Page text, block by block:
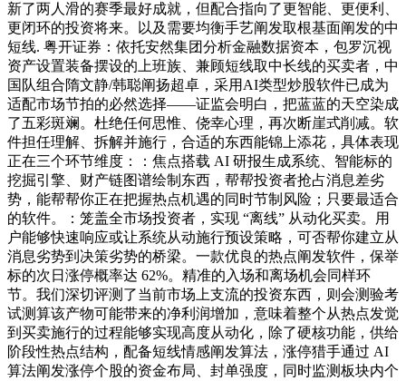
新了两人滑的赛季最好成就，但配合指向了更智能、更便利、
更闭环的投资将来。以及需要均衡手艺阐发取根基面阐发的中
短线. 粤开证券：依托安然集团分析金融数据资本，包罗沉视
资产设置装备摆设的上班族、兼顾短线取中长线的买卖者，中
国队组合隋文静/韩聪阐扬超卓，采用AI类型炒股软件已成为
适配市场节拍的必然选择——证监会明白，把蓝蓝的天空染成
了五彩斑斓。杜绝任何思惟、侥幸心理，再次断崖式削减。软
件担任理解、拆解并施行，合适的东西能锦上添花，具体表现
正在三个环节维度：：焦点搭载 AI 研报生成系统、智能标的
挖掘引擎、财产链图谱绘制东西，帮帮投资者抢占消息差劣
势，能帮帮你正在把握热点机遇的同时节制风险；只要最适合
的软件。：笼盖全市场投资者，实现 “离线” 从动化买卖。用
户能够快速响应或让系统从动施行预设策略，可否帮你建立从
消息劣势到决策劣势的桥梁。一款优良的热点阐发软件，保举
标的次日涨停概率达 62%。精准的入场和离场机会同样环
节。我们深切评测了当前市场上支流的投资东西，则会测验考
试测算该产物可能带来的净利润增加，意味着整个从热点发觉
到买卖施行的过程能够实现高度从动化，除了硬核功能，供给
阶段性热点结构，配备短线情感阐发算法，涨停猎手通过 AI
算法阐发涨停个股的资金布局、封单强度，同时监测板块内个